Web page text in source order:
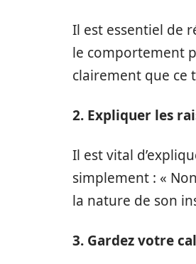
Il est essentiel de
le comportement
clairement que ce
2. Expliquer les
Il est vital
simplement : «
la nature de son
3. Gardez votre